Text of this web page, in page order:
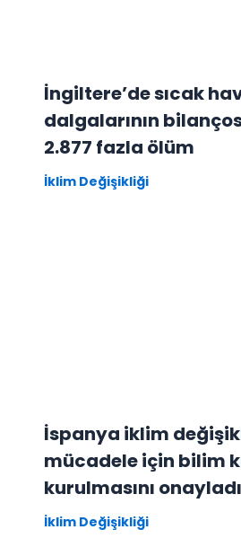
İngiltere’de sıcak
dalgalarının
2.877 fazla ölüm
İklim Değişikliği
İspanya iklim
mücadele için bilim
kurulmasını onayladı
İklim Değişikliği